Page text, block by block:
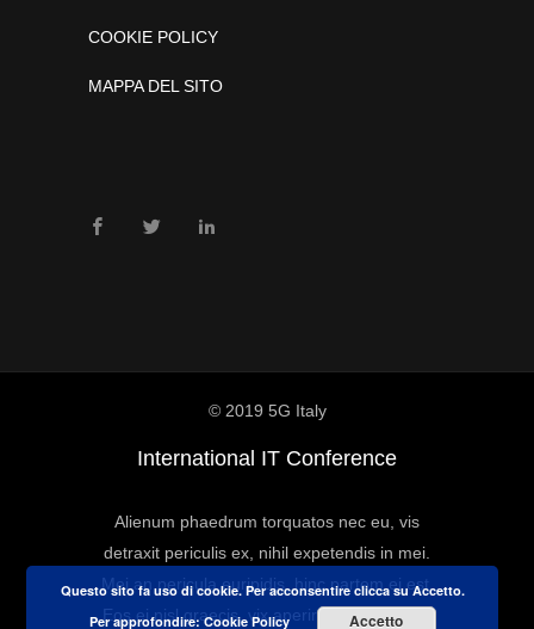
COOKIE POLICY
MAPPA DEL SITO
© 2019 5G Italy
International IT Conference
Alienum phaedrum torquatos nec eu, vis
detraxit periculis ex, nihil expetendis in mei.
Mei an pericula euripidis, hinc partem ei est.
Eos ei nisl graecis, vix aperiri consequat an.
Questo sito fa uso di cookie. Per acconsentire clicca su Accetto.
Per approfondire:Cookie Policy Accetto